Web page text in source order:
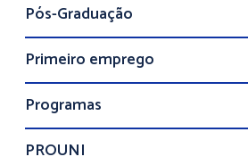
Pós-Graduação
Primeiro emprego
Programas
PROUNI